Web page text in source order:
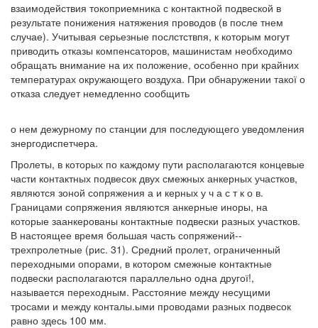
взаимодействия токоприемника с контактной подвеской в
результате понижения натяжения проводов (в после тнем
случае). Учитывая серьезные послстствпя, к которым могут
приводить отказы компенсаторов, машинистам необходимо
обращать внимание на их положение, особенно при крайних
температурах окружающего воздуха. При обнаружении такої о
отказа следует немедленно сообщить
о нем дежурному по станции для последующего уведомления
знергодиспетчера.
Пролеты, в которых по каждому пути располагаются концевые
части контактных подвесок двух смежных анкерных участков,
являются зоной сопряжения а и керных у ч а с т к о в.
Границами сопряжения являются анкерные иноры, на
которые заанкерованы контактные подвески разных участков.
В настоящее время большая часть сопряжений--
трехпролетные (рис. 31). Средний пролет, ограниченный
переходными опорами, в котором смежные контактные
подвески располагаются параллельно одна другої!,
называется переходным. Расстояние между несущими
тросами и между конталы.ыми проводами разных подвесок
равно здесь 100 мм.